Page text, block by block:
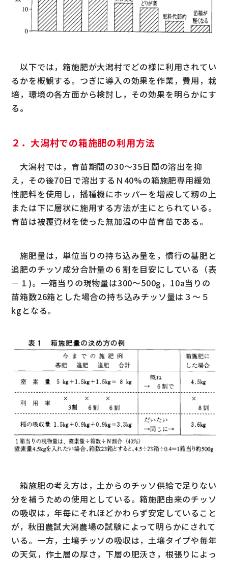
以下では，箱施肥が大潟村でどの様に利用されてい
るかを概観する。つぎに導入の効果を作業，費用，栽
培，環境の各方面から検討し，その効果を明らかにす
る。
２．大潟村での箱施肥の利用方法
大潟村では，育苗期間の30～35日間の溶出を抑
え，その後70日で溶出するＮ40%の箱施肥専用緩効
性肥料を使用し，播種機にホッパーを増設して籾の上
または下に層状に施用する方法が主にとられている。
育苗は被覆資材を使った無加温の中苗育苗である。
施肥量は，単位当りの持ち込み量を，慣行の基肥と
追肥のチッソ成分合計量の６割を目安にしている（表
－１)。一箱当りの現物量は300～500g，10a当りの
苗箱数26箱とした場合の持ち込みチッソ量は３～５
kgとなる。
箱施肥の考え方は，土からのチッソ供給で足りない
分を補うための使用としている。箱施肥由来のチッソ
の吸収は，年毎にそれほどかわらず安定していること
が，秋田農試大潟農場の試験によって明らかにされて
いる。一方，土壌チッソの吸収は，土壌タイプや毎年
の天気，作土層の厚さ，下層の肥沃さ，根張りによっ